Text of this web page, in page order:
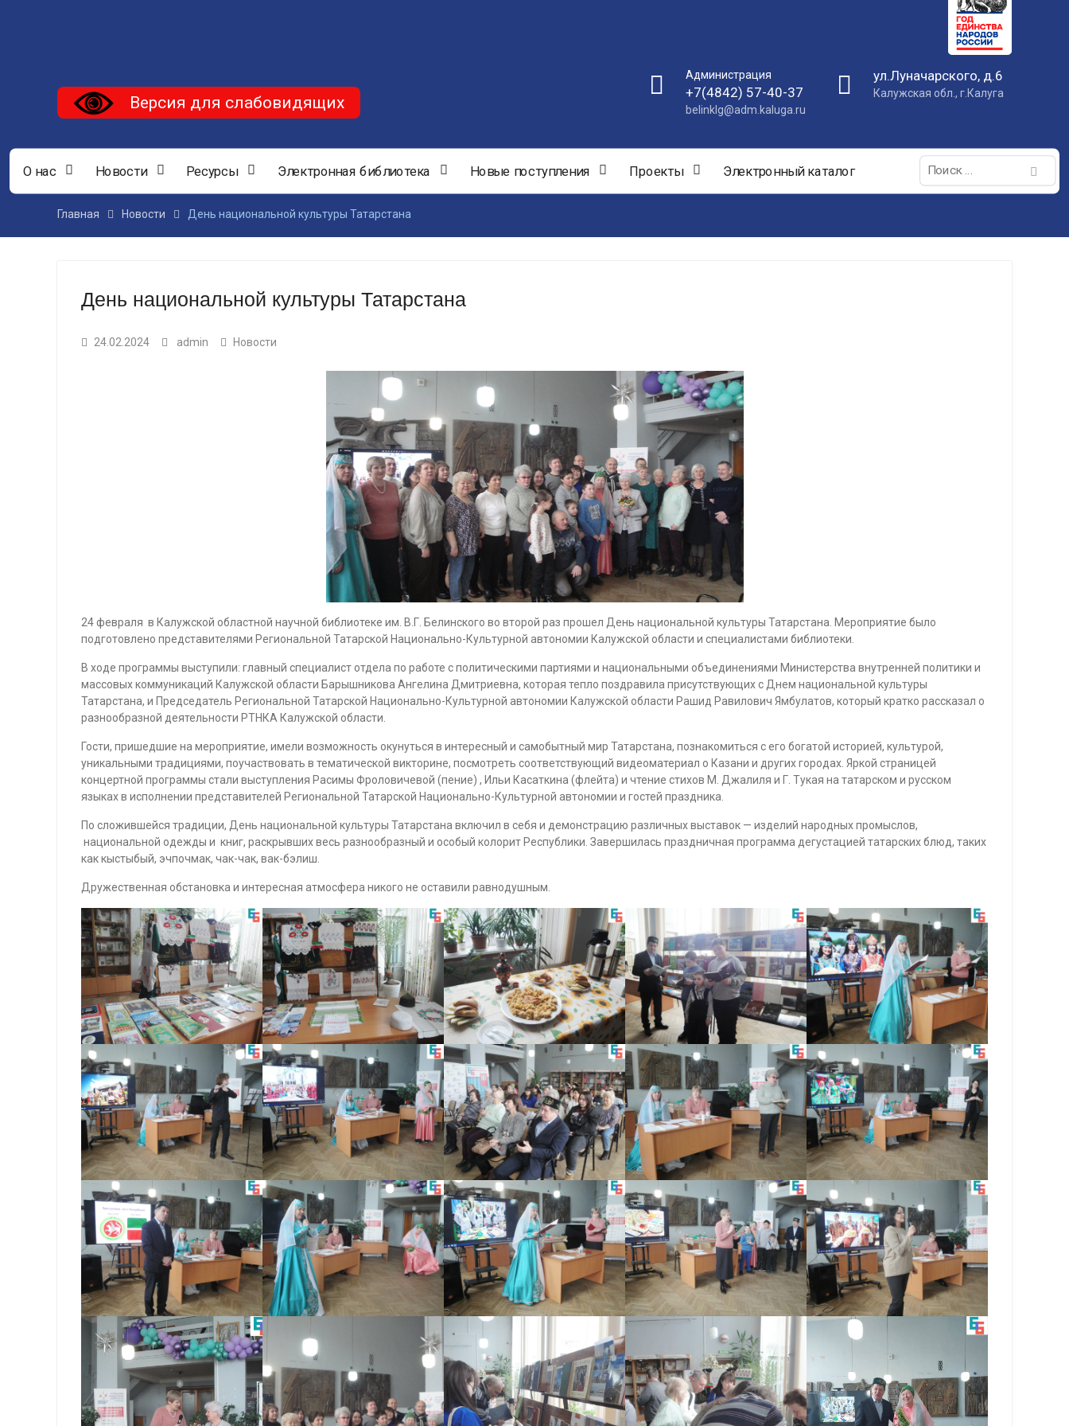
Администрация
+7(4842) 57-40-37
belinklg@adm.kaluga.ru
ул.Луначарского, д.6
Калужская обл., г.Калуга
Версия для слабовидящих
О нас Новости Ресурсы Электронная библиотека Новые поступления Проекты Электронный каталог
Поиск:
Главная Новости День национальной культуры Татарстана
День национальной культуры Татарстана
24.02.2024 admin Новости
24 февраля в Калужской областной научной библиотеке им. В.Г. Белинского во второй раз прошел День национальной культуры Татарстана. Мероприятие было
подготовлено представителями Региональной Татарской Национально-Культурной автономии Калужской области и специалистами библиотеки.
В ходе программы выступили: главный специалист отдела по работе с политическими партиями и национальными объединениями Министерства внутренней политики и
массовых коммуникаций Калужской области Барышникова Ангелина Дмитриевна, которая тепло поздравила присутствующих с Днем национальной культуры
Татарстана, и Председатель Региональной Татарской Национально-Культурной автономии Калужской области Рашид Равилович Ямбулатов, который кратко рассказал о
разнообразной деятельности РТНКА Калужской области.
Гости, пришедшие на мероприятие, имели возможность окунуться в интересный и самобытный мир Татарстана, познакомиться с его богатой историей, культурой,
уникальными традициями, поучаствовать в тематической викторине, посмотреть соответствующий видеоматериал о Казани и других городах. Яркой страницей
концертной программы стали выступления Расимы Фроловичевой (пение) , Ильи Касаткина (флейта) и чтение стихов М. Джалиля и Г. Тукая на татарском и русском
языках в исполнении представителей Региональной Татарской Национально-Культурной автономии и гостей праздника.
По сложившейся традиции, День национальной культуры Татарстана включил в себя и демонстрацию различных выставок — изделий народных промыслов,
национальной одежды и книг, раскрывших весь разнообразный и особый колорит Республики. Завершилась праздничная программа дегустацией татарских блюд, таких
как кыстыбый, эчпочмак, чак-чак, вак-бэлиш.
Дружественная обстановка и интересная атмосфера никого не оставили равнодушным.